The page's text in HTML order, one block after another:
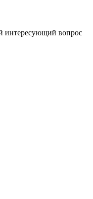
интересующий вопрос